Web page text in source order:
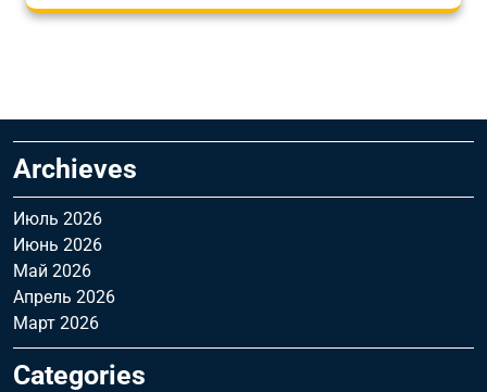
Archieves
Июль 2026
Июнь 2026
Май 2026
Апрель 2026
Март 2026
Categories